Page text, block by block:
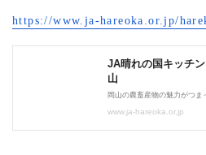
https://www.ja-hareoka.or.jp/